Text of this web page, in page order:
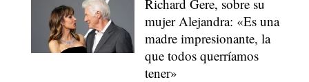
Richard Gere, sobre su
mujer Alejandra: «Es una
madre impresionante, la
que todos querríamos
tener»